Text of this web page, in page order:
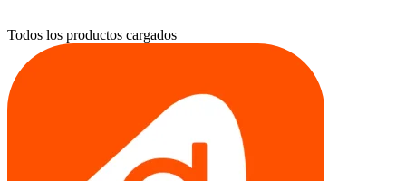
Todos los productos cargados